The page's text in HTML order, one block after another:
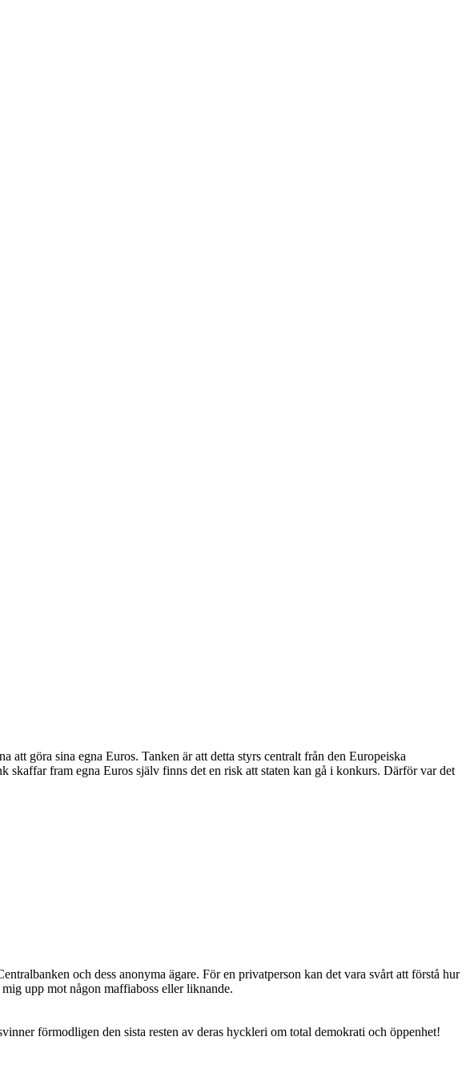
göra sina egna Euros. Tanken är att detta styrs centralt från den Europeiska
fram egna Euros själv finns det en risk att staten kan gå i konkurs. Därför var det
och dess anonyma ägare. För en privatperson kan det vara svårt att förstå hur
upp mot någon maffiaboss eller liknande.
förmodligen den sista resten av deras hyckleri om total demokrati och öppenhet!